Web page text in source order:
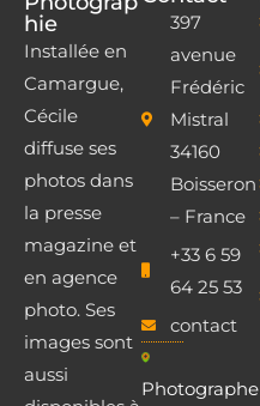
hie
Installée en
Camargue,
Cécile
diffuse ses
photos dans
la presse
magazine et
en agence
photo. Ses
images sont
aussi
397
avenue
Frédéric
Mistral
34160
Boisseron
– France
+33 6 59
64 25 53
contact
Photographe